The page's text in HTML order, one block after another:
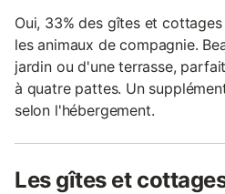
Oui, 33% des gîtes et
les animaux de compagnie.
jardin ou d'une terrasse,
à quatre pattes. Un
selon l'hébergement.
Les gîtes et